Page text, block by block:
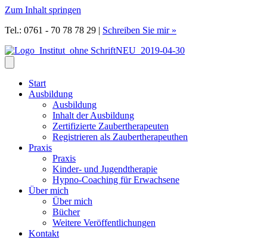
Zum Inhalt springen
Tel.: 0761 - 70 78 78 29 | Schreiben Sie mir »
Start
Ausbildung
Ausbildung
Inhalt der Ausbildung
Zertifizierte Zaubertherapeuten
Registrieren als Zaubertherapeuthen
Praxis
Praxis
Kinder- und Jugendtherapie
Hypno-Coaching für Erwachsene
Über mich
Über mich
Bücher
Weitere Veröffentlichungen
Kontakt